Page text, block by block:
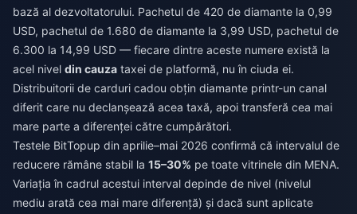
bază al dezvoltatorului. Pachetul de 420 de diamante la 0,99
USD, pachetul de 1.680 de diamante la 3,99 USD, pachetul de
6.300 la 14,99 USD — fiecare dintre aceste numere există la
acel nivel din cauza taxei de platformă, nu în ciuda ei.
Distribuitorii de carduri cadou obțin diamante printr-un canal
diferit care nu declanșează acea taxă, apoi transferă cea mai
mare parte a diferenței către cumpărători.
Testele BitTopup din aprilie–mai 2026 confirmă că intervalul de
reducere rămâne stabil la 15–30% pe toate vitrinele din MENA.
Variația în cadrul acestui interval depinde de nivel (nivelul
mediu arată cea mai mare diferență) și dacă sunt aplicate